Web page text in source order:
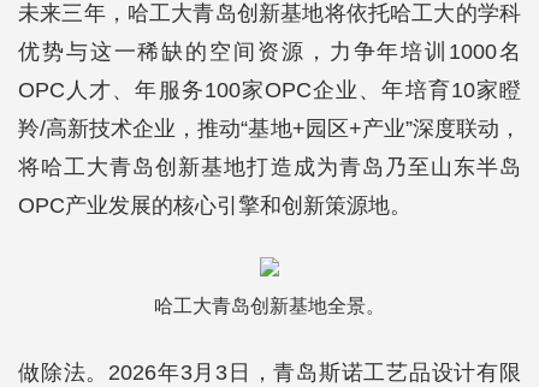
未来三年，哈工大青岛创新基地将依托哈工大的学科
优势与这一稀缺的空间资源，力争年培训1000名
OPC人才、年服务100家OPC企业、年培育10家瞪
羚/高新技术企业，推动“基地+园区+产业”深度联动，
将哈工大青岛创新基地打造成为青岛乃至山东半岛
OPC产业发展的核心引擎和创新策源地。
哈工大青岛创新基地全景。
做除法。2026年3月3日，青岛斯诺工艺品设计有限